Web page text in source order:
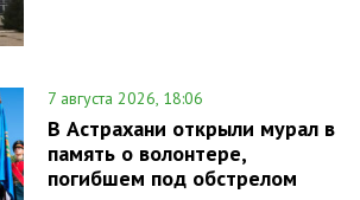
7 августа 2026, 18:06
В Астрахани открыли мурал в
память о волонтере,
погибшем под обстрелом